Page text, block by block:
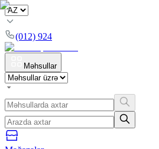
(012) 924
Məhsullar